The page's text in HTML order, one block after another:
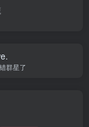
群星了